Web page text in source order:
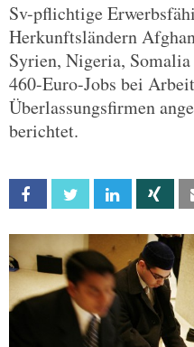
Sv-pflichtige
Herkunftsländern
Syrien, Nigeria,
460-Euro-Jobs bei
Überlassungsfirmen
berichtet.
Facebook Twitter Linkedin Xing